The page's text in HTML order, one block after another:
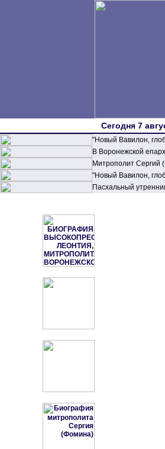
Сегодня 7
"Новый Вавилон,
В Воронежской
Митрополит Сергий
"Новый Вавилон,
Пасхальный